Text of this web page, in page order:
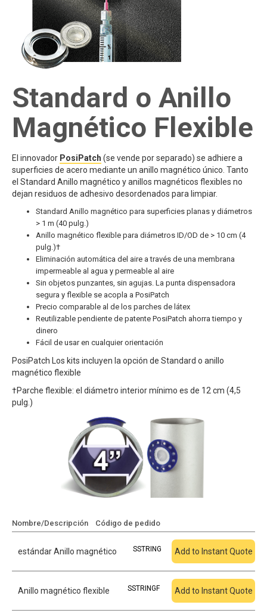
Standard o Anillo
Magnético Flexible
El innovador PosiPatch (se vende por separado) se adhiere a
superficies de acero mediante un anillo magnético único. Tanto
el Standard Anillo magnético y anillos magnéticos flexibles no
dejan residuos de adhesivo desordenados para limpiar.
Standard Anillo magnético para superficies planas y diámetros
> 1 m (40 pulg.)
Anillo magnético flexible para diámetros ID/OD de > 10 cm (4
pulg.)†
Eliminación automática del aire a través de una membrana
impermeable al agua y permeable al aire
Sin objetos punzantes, sin agujas. La punta dispensadora
segura y flexible se acopla a PosiPatch
Precio comparable al de los parches de látex
Reutilizable pendiente de patente PosiPatch ahorra tiempo y
dinero
Fácil de usar en cualquier orientación
PosiPatch Los kits incluyen la opción de Standard o anillo
magnético flexible
†Parche flexible: el diámetro interior mínimo es de 12 cm (4,5
pulg.)
Nombre/Descripción Código de pedido
estándar Anillo magnético SSTRING Add to Instant Quote
Anillo magnético flexible SSTRINGF Add to Instant Quote